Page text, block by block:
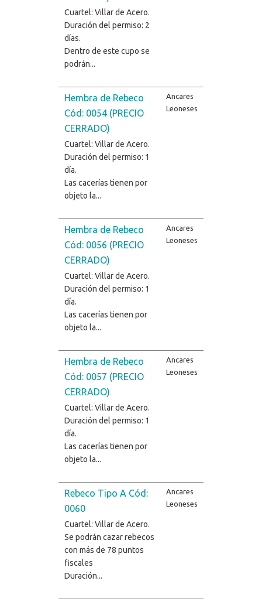
Cuartel: Villar de Acero.
Duración del permiso: 2
días.
Dentro de este cupo se
podrán...
Hembra de Rebeco
Cód: 0054 (PRECIO
CERRADO)
Cuartel: Villar de Acero.
Duración del permiso: 1
día.
Las cacerías tienen por
objeto la...
Ancares
Leoneses
Hembra de Rebeco
Cód: 0056 (PRECIO
CERRADO)
Cuartel: Villar de Acero.
Duración del permiso: 1
día.
Las cacerías tienen por
objeto la...
Ancares
Leoneses
Hembra de Rebeco
Cód: 0057 (PRECIO
CERRADO)
Cuartel: Villar de Acero.
Duración del permiso: 1
día.
Las cacerías tienen por
objeto la...
Ancares
Leoneses
Rebeco Tipo A Cód:
0060
Cuartel: Villar de Acero.
Se podrán cazar rebecos
con más de 78 puntos
fiscales
Duración...
Ancares
Leoneses